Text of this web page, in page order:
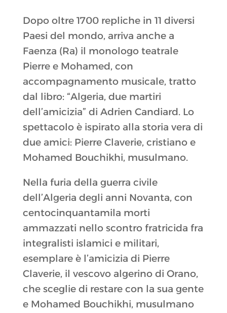
Dopo oltre 1700 repliche in 11 diversi
Paesi del mondo, arriva anche a
Faenza (Ra) il monologo teatrale
Pierre e Mohamed, con
accompagnamento musicale, tratto
dal libro: “Algeria, due martiri
dell’amicizia” di Adrien Candiard. Lo
spettacolo è ispirato alla storia vera di
due amici: Pierre Claverie, cristiano e
Mohamed Bouchikhi, musulmano.
Nella furia della guerra civile
dell’Algeria degli anni Novanta, con
centocinquantamila morti
ammazzati nello scontro fratricida fra
integralisti islamici e militari,
esemplare è l’amicizia di Pierre
Claverie, il vescovo algerino di Orano,
che sceglie di restare con la sua gente
e Mohamed Bouchikhi, musulmano